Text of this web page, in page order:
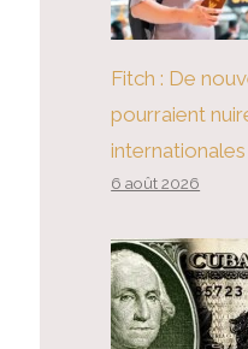
Fitch : De
pourraient
6 août 2026